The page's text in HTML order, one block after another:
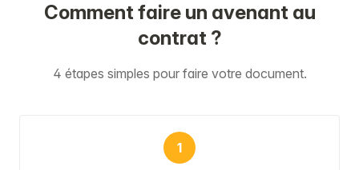
Comment faire un avenant au
contrat ?
4 étapes simples pour faire votre document.
1